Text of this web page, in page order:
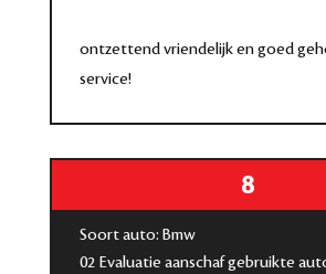
ontzettend vriendelijk en goed
service!
8
Soort auto: Bmw
02 Evaluatie aanschaf gebruikte